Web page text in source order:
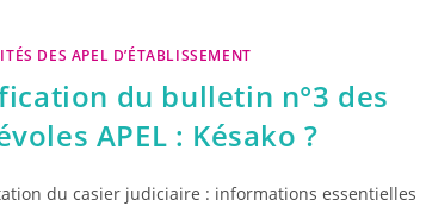
DES APEL D’ÉTABLISSEMENT
du bulletin n°3 des
APEL : Késako ?
du casier judiciaire : informations essentielles